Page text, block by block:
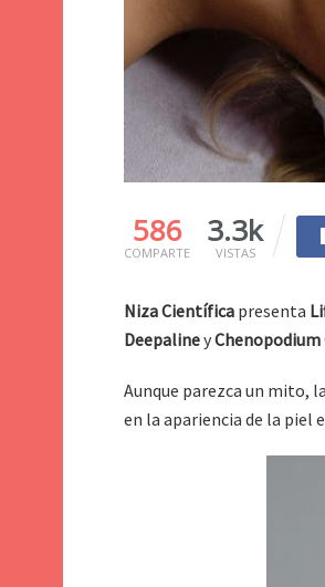
586
COMPARTE
3.3k
VISTAS
Niza Científica presenta
DeepalineyChenopodium
Aunque parezca un mito,
en la apariencia de la piel